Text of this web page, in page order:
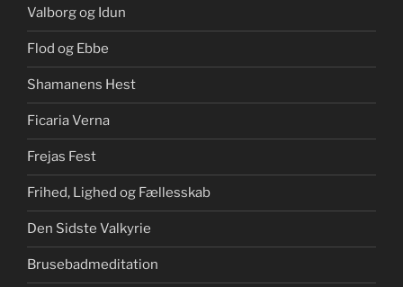
Valborg og Idun
Flod og Ebbe
Shamanens Hest
Ficaria Verna
Frejas Fest
Frihed, Lighed og Fællesskab
Den Sidste Valkyrie
Brusebadmeditation